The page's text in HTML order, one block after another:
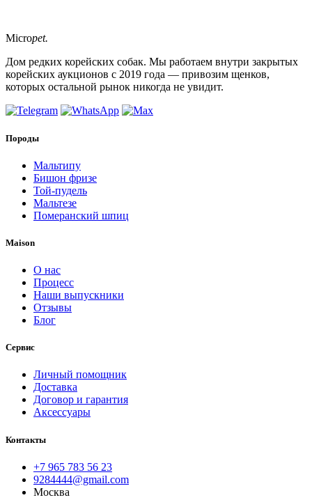
Micropet.
Дом редких корейских собак. Мы работаем внутри закрытых
корейских аукционов с 2019 года — привозим щенков,
которых остальной рынок никогда не увидит.
Породы
Мальтипу
Бишон фризе
Той-пудель
Мальтезе
Померанский шпиц
Maison
О нас
Процесс
Наши выпускники
Отзывы
Блог
Сервис
Личный помощник
Доставка
Договор и гарантия
Аксессуары
Контакты
+7 965 783 56 23
9284444@gmail.com
Москва